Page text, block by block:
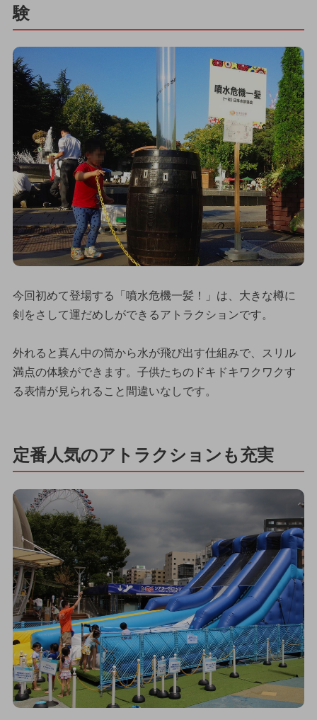
験
今回初めて登場する「噴水危機一髪！」は、大きな樽に
剣をさして運だめしができるアトラクションです。
外れると真ん中の筒から水が飛び出す仕組みで、スリル
満点の体験ができます。子供たちのドキドキワクワクす
る表情が見られること間違いなしです。
定番人気のアトラクションも充実